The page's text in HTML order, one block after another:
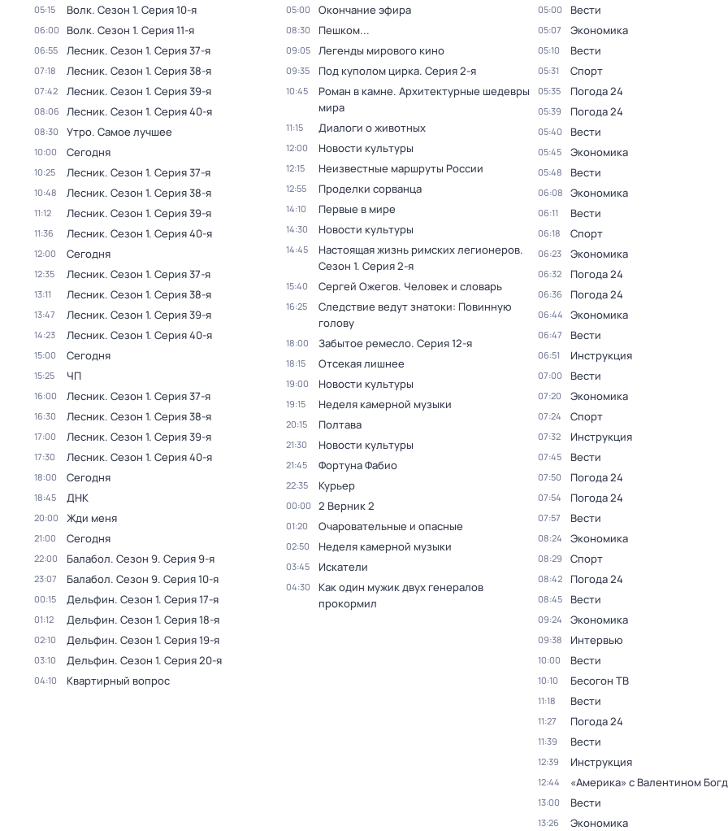
05:15 Волк. Сезон 1. Серия 10-я
06:00 Волк. Сезон 1. Серия 11-я
06:55 Лесник. Сезон 1. Серия 37-я
07:18 Лесник. Сезон 1. Серия 38-я
07:42 Лесник. Сезон 1. Серия 39-я
08:06 Лесник. Сезон 1. Серия 40-я
08:30 Утро. Самое лучшее
10:00 Сегодня
10:25 Лесник. Сезон 1. Серия 37-я
10:48 Лесник. Сезон 1. Серия 38-я
11:12 Лесник. Сезон 1. Серия 39-я
11:36 Лесник. Сезон 1. Серия 40-я
12:00 Сегодня
12:35 Лесник. Сезон 1. Серия 37-я
13:11 Лесник. Сезон 1. Серия 38-я
13:47 Лесник. Сезон 1. Серия 39-я
14:23 Лесник. Сезон 1. Серия 40-я
15:00 Сегодня
15:25 ЧП
16:00 Лесник. Сезон 1. Серия 37-я
16:30 Лесник. Сезон 1. Серия 38-я
17:00 Лесник. Сезон 1. Серия 39-я
17:30 Лесник. Сезон 1. Серия 40-я
18:00 Сегодня
18:45 ДНК
20:00 Жди меня
21:00 Сегодня
22:00 Балабол. Сезон 9. Серия 9-я
23:07 Балабол. Сезон 9. Серия 10-я
00:15 Дельфин. Сезон 1. Серия 17-я
01:12 Дельфин. Сезон 1. Серия 18-я
02:10 Дельфин. Сезон 1. Серия 19-я
03:10 Дельфин. Сезон 1. Серия 20-я
04:10 Квартирный вопрос
05:00 Окончание эфира
08:30 Пешком...
09:05 Легенды мирового кино
09:35 Под куполом цирка. Серия 2-я
10:45
Роман в камне. Архитектурные шедевры
мира
11:15 Диалоги о животных
12:00 Новости культуры
12:15 Неизвестные маршруты России
12:55 Проделки сорванца
14:10 Первые в мире
14:30 Новости культуры
14:45 Настоящая жизнь римских легионеров.
Сезон 1. Серия 2-я
15:40 Сергей Ожегов. Человек и словарь
16:25
Следствие ведут знатоки: Повинную
голову
18:00 Забытое ремесло. Серия 12-я
18:15 Отсекая лишнее
19:00 Новости культуры
19:15 Неделя камерной музыки
20:15 Полтава
21:30 Новости культуры
21:45 Фортуна Фабио
22:35 Курьер
00:00 2 Верник 2
01:20 Очаровательные и опасные
02:50 Неделя камерной музыки
03:45 Искатели
04:30
Как один мужик двух генералов
прокормил
05:00 Вести
05:07 Экономика
05:10 Вести
05:31 Спорт
05:35 Погода 24
05:39 Погода 24
05:40 Вести
05:45 Экономика
05:48 Вести
06:08 Экономика
06:11 Вести
06:18 Спорт
06:23 Экономика
06:32 Погода 24
06:36 Погода 24
06:44 Экономика
06:47 Вести
06:51 Инструкция
07:00 Вести
07:20 Экономика
07:24 Спорт
07:32 Инструкция
07:45 Вести
07:50 Погода 24
07:54 Погода 24
07:57 Вести
08:24 Экономика
08:29 Спорт
08:42 Погода 24
08:45 Вести
09:24 Экономика
09:38 Интервью
10:00 Вести
10:10 Бесогон ТВ
11:18 Вести
11:27 Погода 24
11:39 Вести
12:39 Инструкция
12:44 «Америка» с Валентином
13:00 Вести
13:26 Экономика